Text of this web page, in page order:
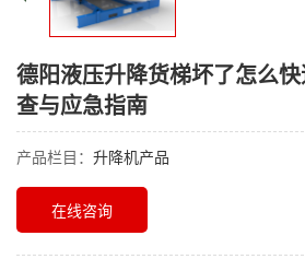
德阳液压升降货梯坏了怎么
查与应急指南
产品栏目： 升降机产品
在线咨询